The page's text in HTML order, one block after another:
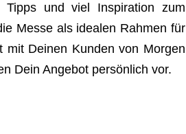
Tipps und viel Inspiration zum
Messe als idealen Rahmen für
mit Deinen Kunden von Morgen
Dein Angebot persönlich vor.